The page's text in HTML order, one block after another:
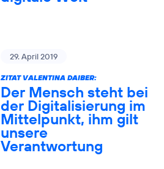
29. April 2019
ZITAT VALENTINA DAIBER:
Der Mensch steht bei
der Digitalisierung im
Mittelpunkt, ihm gilt
unsere
Verantwortung